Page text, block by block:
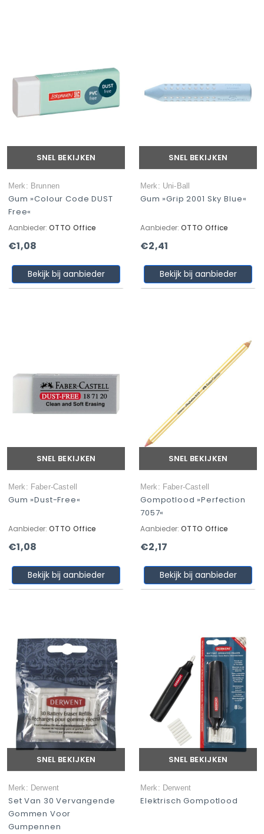
SNEL BEKIJKEN
Merk: Brunnen
Gum »Colour Code DUST
Free«
Aanbieder: OTTO Office
€1,08
Bekijk bij aanbieder
SNEL BEKIJKEN
Merk: Uni-Ball
Gum »Grip 2001 Sky Blue«
Aanbieder: OTTO Office
€2,41
Bekijk bij aanbieder
SNEL BEKIJKEN
Merk: Faber-Castell
Gum »Dust-Free«
Aanbieder: OTTO Office
€1,08
Bekijk bij aanbieder
SNEL BEKIJKEN
Merk: Faber-Castell
Gompotlood »Perfection
7057«
Aanbieder: OTTO Office
€2,17
Bekijk bij aanbieder
SNEL BEKIJKEN
Merk: Derwent
Set Van 30 Vervangende
Gommen Voor
Gumpennen
SNEL BEKIJKEN
Merk: Derwent
Elektrisch Gompotlood